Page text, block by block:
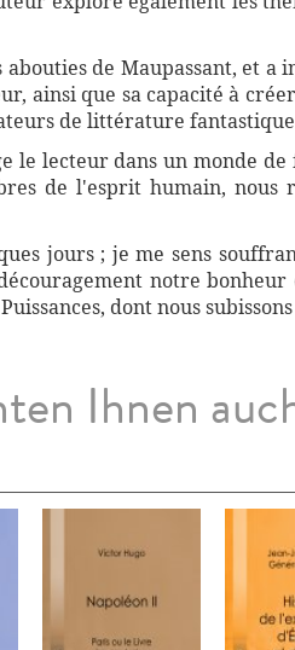
de Maupassant, et
ainsi que sa capacité à
de littérature
le lecteur dans un monde
de l'esprit humain,
jours ; je me sens
notre
dont nous
Ihnen